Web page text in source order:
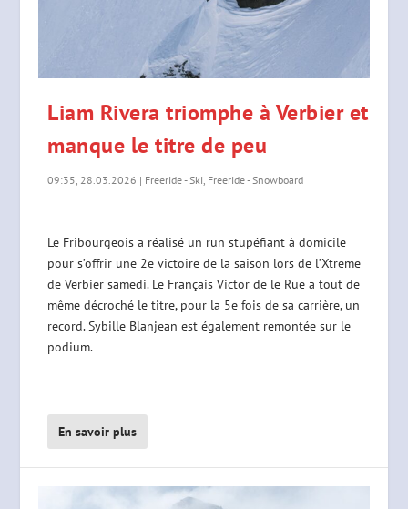
Liam Rivera triomphe à Verbier et
manque le titre de peu
09:35, 28.03.2026 | Freeride - Ski Freeride - Snowboard
Le Fribourgeois a réalisé un run stupéfiant à domicile
pour s’offrir une 2e victoire de la saison lors de l’Xtreme
de Verbier samedi. Le Français Victor de le Rue a tout de
même décroché le titre, pour la 5e fois de sa carrière, un
record. Sybille Blanjean est également remontée sur le
podium.
En savoir plus